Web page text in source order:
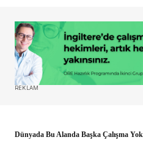
REKLAM
Dünyada Bu Alanda Başka Çalışma Yok